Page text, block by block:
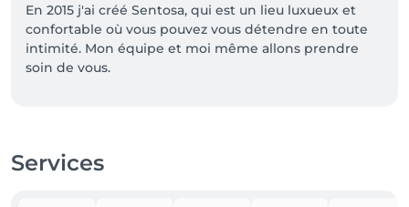
En 2015 j'ai créé Sentosa, qui est un lieu luxueux et
confortable où vous pouvez vous détendre en toute
intimité. Mon équipe et moi même allons prendre
soin de vous.
Un moment exceptionnel agrémenté de produits
Services